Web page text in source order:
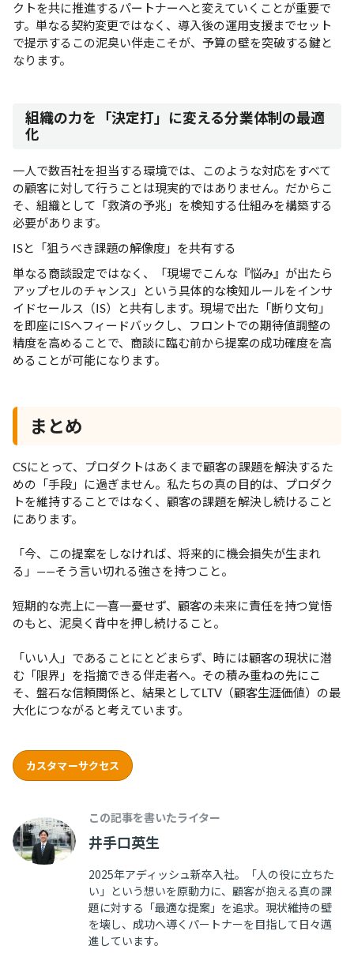
クトを共に推進するパートナーへと変えていくことが重要で
す。単なる契約変更ではなく、導入後の運用支援までセット
で提示するこの泥臭い伴走こそが、予算の壁を突破する鍵と
なります。
組織の力を「決定打」に変える分業体制の最適
化
一人で数百社を担当する環境では、このような対応をすべて
の顧客に対して行うことは現実的ではありません。だからこ
そ、組織として「救済の予兆」を検知する仕組みを構築する
必要があります。
ISと「狙うべき課題の解像度」を共有する
単なる商談設定ではなく、「現場でこんな『悩み』が出たら
アップセルのチャンス」という具体的な検知ルールをインサ
イドセールス（IS）と共有します。現場で出た「断り文句」
を即座にISへフィードバックし、フロントでの期待値調整の
精度を高めることで、商談に臨む前から提案の成功確度を高
めることが可能になります。
まとめ
CSにとって、プロダクトはあくまで顧客の課題を解決するた
めの「手段」に過ぎません。私たちの真の目的は、プロダク
トを維持することではなく、顧客の課題を解決し続けること
にあります。
「今、この提案をしなければ、将来的に機会損失が生まれ
る」——そう言い切れる強さを持つこと。
短期的な売上に一喜一憂せず、顧客の未来に責任を持つ覚悟
のもと、泥臭く背中を押し続けること。
「いい人」であることにとどまらず、時には顧客の現状に潜
む「限界」を指摘できる伴走者へ。その積み重ねの先にこ
そ、盤石な信頼関係と、結果としてLTV（顧客生涯価値）の最
大化につながると考えています。
カスタマーサクセス
この記事を書いたライター
井手口英生
2025年アディッシュ新卒入社。「人の役に立ちた
い」という想いを原動力に、顧客が抱える真の課
題に対する「最適な提案」を追求。現状維持の壁
を壊し、成功へ導くパートナーを目指して日々邁
進しています。